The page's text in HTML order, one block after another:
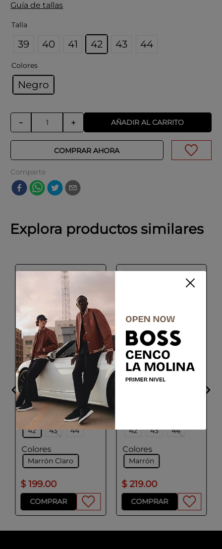
Guía de tallas
Talla
39 40 41 42 43 44
Colores
Negro
＋
－ AÑADIR AL CARRITO
COMPRAR AHORA
Comparte
Explora productos similares
GEOX
U POVE
Talla
41
42
43 44
Colores
Marrón Claro
$ 199.00
COMPRAR
GEOX
U REDCLIF
42
43 44
Colores
Marrón
$ 219.00
COMPRAR